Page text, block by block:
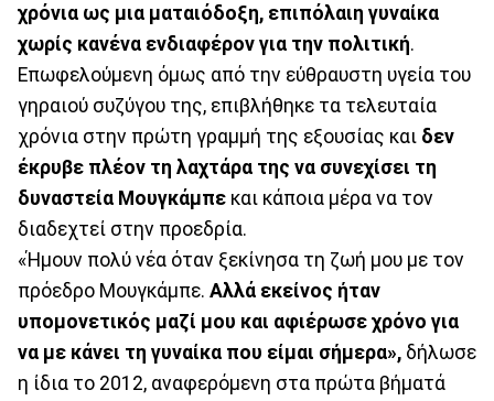
χρόνια ως μια ματαιόδοξη, επιπόλαιη γυναίκα
χωρίς κανένα ενδιαφέρον για την πολιτική.
Επωφελούμενη όμως από την εύθραυστη υγεία του
γηραιού συζύγου της, επιβλήθηκε τα τελευταία
χρόνια στην πρώτη γραμμή της εξουσίας και δεν
έκρυβε πλέον τη λαχτάρα της να συνεχίσει τη
δυναστεία Μουγκάμπε και κάποια μέρα να τον
διαδεχτεί στην προεδρία.
«Ήμουν πολύ νέα όταν ξεκίνησα τη ζωή μου με τον
πρόεδρο Μουγκάμπε. Αλλά εκείνος ήταν
υπομονετικός μαζί μου και αφιέρωσε χρόνο για
να με κάνει τη γυναίκα που είμαι σήμερα», δήλωσε
η ίδια το 2012, αναφερόμενη στα πρώτα βήματά